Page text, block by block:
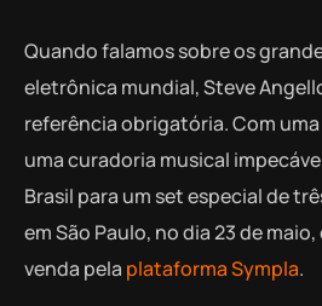
Quando falamos sobre os
eletrônica mundial, Steve
referência obrigatória. Com
uma curadoria musical
Brasil para um set especial de
em São Paulo, no dia 23 de
venda pela plataforma Sympla.